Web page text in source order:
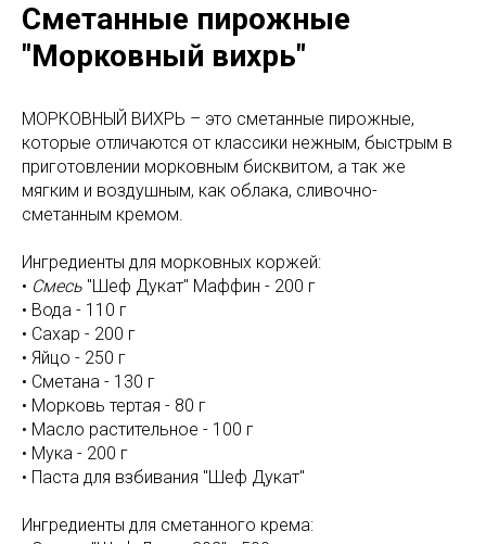
Сметанные пирожные
"Морковный вихрь"
МОРКОВНЫЙ ВИХРЬ – это сметанные пирожные,
которые отличаются от классики нежным, быстрым в
приготовлении морковным бисквитом, а так же
мягким и воздушным, как облака, сливочно-
сметанным кремом.
Ингредиенты для морковных коржей:
• Смесь "Шеф Дукат" Маффин - 200 г
• Вода - 110 г
• Сахар - 200 г
• Яйцо - 250 г
• Сметана - 130 г
• Морковь тертая - 80 г
• Масло растительное - 100 г
• Мука - 200 г
• Паста для взбивания "Шеф Дукат"
Ингредиенты для сметанного крема: